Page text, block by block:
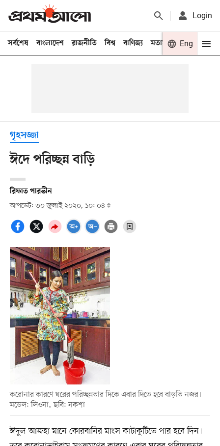
Login
সর্বশেষ বাংলাদেশ রাজনীতি বিশ্ব বাণিজ্য মতামত খেলা
Eng
গৃহসজ্জা
ঈদে পরিচ্ছন্ন বাড়ি
রিফাত পারভীন
আপডেট: ৩০ জুলাই ২০২০, ১০: ০৪
করোনার কারণে ঘরের পরিচ্ছন্নতার দিকে এবার দিতে হবে বাড়তি নজর।
মডেল: লিওনা, ছবি: নকশা
ঈদুল আজহা মানে কোরবানির মাংস কাটাকুটিতে পার হবে দিন।